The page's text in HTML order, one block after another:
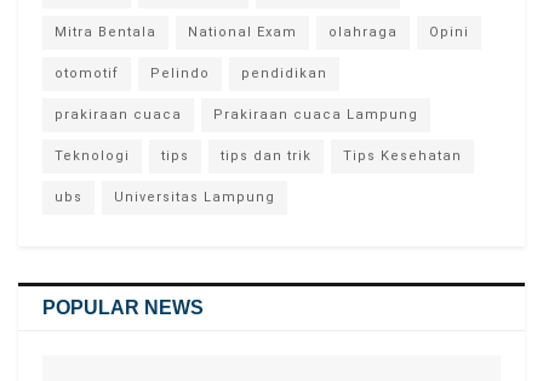
Mitra Bentala National Exam olahraga Opini
otomotif Pelindo pendidikan
prakiraan cuaca Prakiraan cuaca Lampung
Teknologi tips tips dan trik Tips Kesehatan
ubs Universitas Lampung
POPULAR NEWS